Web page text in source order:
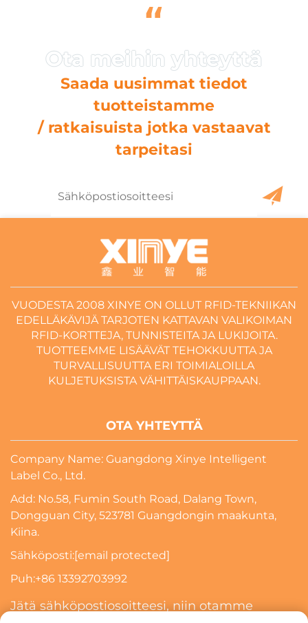
“
Saada uusimmat tiedot
tuotteistamme
/ ratkaisuista jotka vastaavat
tarpeitasi
VUODESTA 2008 XINYE ON OLLUT RFID-TEKNIIKAN
EDELLÄKÄVIJÄ TARJOTEN KATTAVAN VALIKOIMAN
RFID-KORTTEJA, TUNNISTEITA JA LUKIJOITA.
TUOTTEEMME LISÄÄVÄT TEHOKKUUTTA JA
TURVALLISUUTTA ERI TOIMIALOILLA
KULJETUKSISTA VÄHITTÄISKAUPPAAN.
OTA YHTEYTTÄ
Company Name: Guangdong Xinye Intelligent
Label Co., Ltd.
Add: No.58, Fumin South Road, Dalang Town,
Dongguan City, 523781 Guangdongin maakunta,
Kiina.
Sähköposti:[email protected]
Puh:+86 13392703992
Jätä sähköpostiosoitteesi, niin otamme